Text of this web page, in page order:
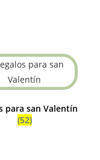
para san Valentín
(52)